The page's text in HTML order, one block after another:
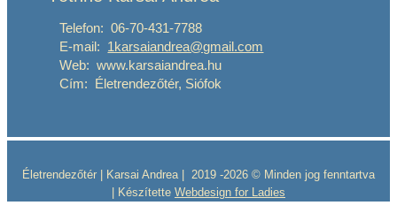
Telefon: 06-70-431-7788
E-mail: 1karsaiandrea@gmail.com
Web: www.karsaiandrea.hu
Cím: Életrendezőtér, Siófok
Életrendezőtér | Karsai Andrea | 2019 -2026 © Minden jog fenntartva
| Készítette Webdesign for Ladies